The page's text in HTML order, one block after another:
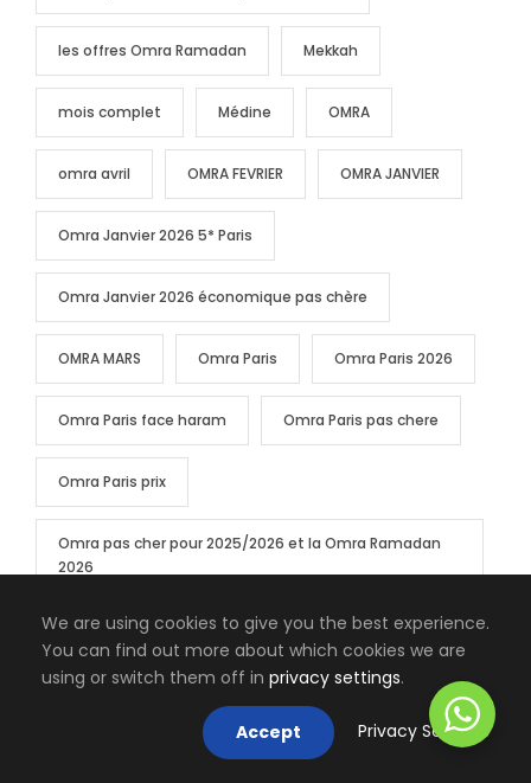
les offres Omra Ramadan Mekkah
mois complet Médine OMRA
omra avril OMRA FEVRIER OMRA JANVIER
Omra Janvier 2026 5* Paris
Omra Janvier 2026 économique pas chère
OMRA MARS Omra Paris Omra Paris 2026
Omra Paris face haram Omra Paris pas chere
Omra Paris prix
Omra pas cher pour 2025/2026 et la Omra Ramadan
2026
omra pas chère omra ramadan
Omra Ramadan 2026 omra ramadan pas chère
Vols direct
We are using cookies to give you the best experience.
You can find out more about which cookies we are
using or switch them off in privacy settings.
Accept Privacy Settings